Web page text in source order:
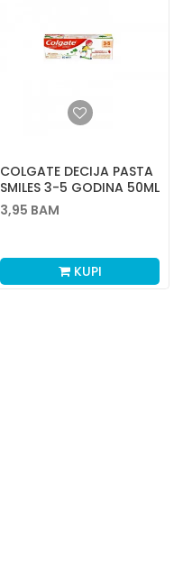
COLGATE DECIJA PASTA
SMILES 3-5 GODINA 50ML
3,95 BAM
KUPI